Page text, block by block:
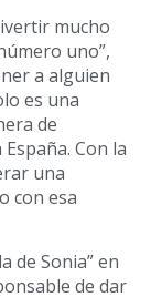
mucho
uno”,
a alguien
es una
de
Con la
una
con esa
de Sonia” en
de dar